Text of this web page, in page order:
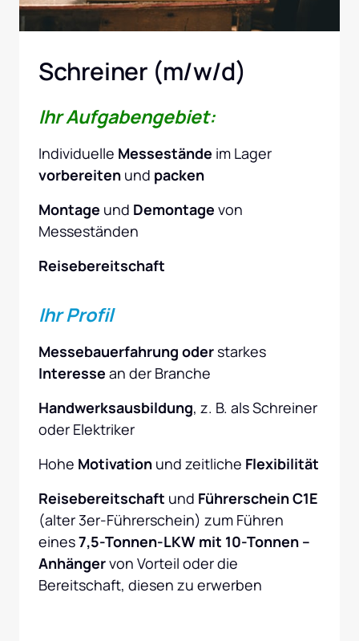
Schreiner (m/w/d)
Ihr Aufgabengebiet:
Individuelle Messestände
vorbereiten und packen
Montage und Demontage von
Messeständen
Reisebereitschaft
Ihr Profil
Messebauerfahrung oder
Interesse an der Branche
Handwerksausbildung, z. B. als Schreiner
oder Elektriker
Hohe Motivation und zeitliche Flexibilität
Reisebereitschaft und Führerschein C1E
(alter 3er-Führerschein) zum Führen
eines 7,5-Tonnen-LKW mit 10-Tonnen –
Anhänger von Vorteil oder die
Bereitschaft, diesen zu erwerben